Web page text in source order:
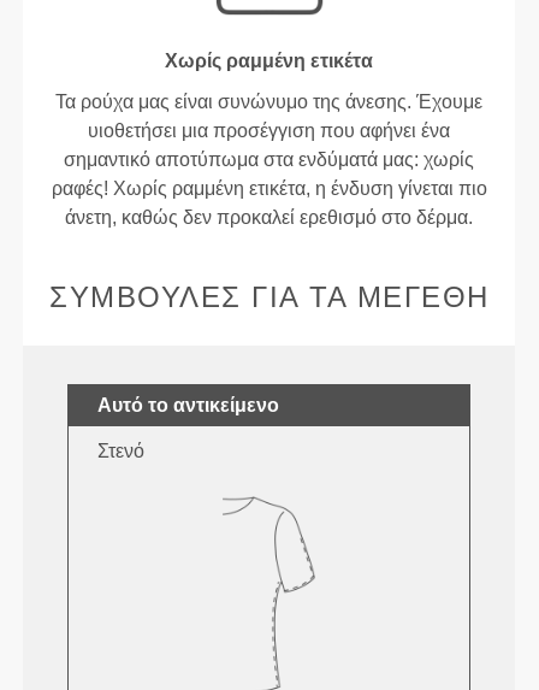
Χωρίς ραμμένη ετικέτα
Τα ρούχα μας είναι συνώνυμο της άνεσης. Έχουμε
υιοθετήσει μια προσέγγιση που αφήνει ένα
σημαντικό αποτύπωμα στα ενδύματά μας: χωρίς
ραφές! Χωρίς ραμμένη ετικέτα, η ένδυση γίνεται πιο
άνετη, καθώς δεν προκαλεί ερεθισμό στο δέρμα.
ΣΥΜΒΟΥΛΈΣ ΓΙΑ ΤΑ ΜΕΓΈΘΗ
Αυτό το αντικείμενο
Στενό